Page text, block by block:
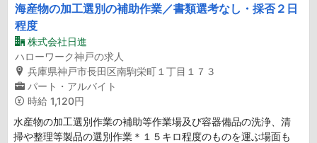
海産物の加工選別の補助作業／書類選考なし・採否２日
程度
株式会社日進
ハローワーク神戸の求人
兵庫県神戸市長田区南駒栄町１丁目１７３
パート・アルバイト
時給 1,120円
水産物の加工選別作業の補助等作業場及び容器備品の洗浄、清
掃や整理等製品の選別作業＊１５キロ程度のものを運ぶ場面も